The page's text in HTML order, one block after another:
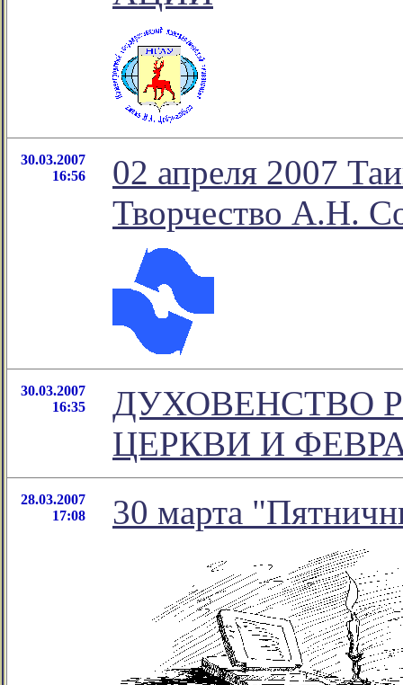
30.03.2007
16:56
02 апреля 2007
Творчество А.Н.
30.03.2007
16:35
ДУХОВЕНСТВО
ЦЕРКВИ И
28.03.2007
17:08
30 марта